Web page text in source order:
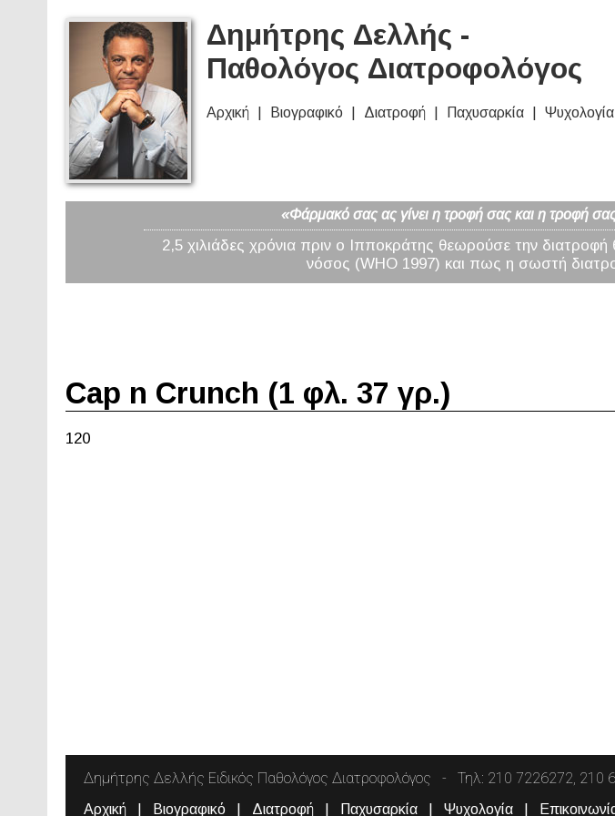
Δημήτρης Δελλής -
Παθολόγος Διατροφολόγος
Αρχική Βιογραφικό Διατροφή Παχυσαρκία Ψυχολογία
«Φάρμακό σας ας γίνει η τροφή σας και η τροφή
2,5 χιλιάδες χρόνια πριν ο Ιπποκράτης θεωρούσε την διατροφή
νόσος (WHO 1997) και πως η σωστή
Cap n Crunch (1 φλ. 37 γρ.)
120
Δημήτρης Δελλής Ειδικός Παθολόγος Διατροφολόγος Τηλ: 210 7226272, 210
Αρχική Βιογραφικό Διατροφή Παχυσαρκία Ψυχολογία